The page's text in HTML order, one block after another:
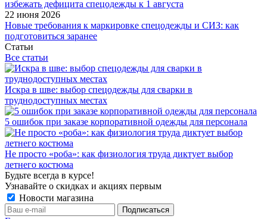
избежать дефицита спецодежды к 1 августа
22 июня 2026
Новые требования к маркировке спецодежды и СИЗ: как
подготовиться заранее
Статьи
Все статьи
Искра в шве: выбор спецодежды для сварки в
труднодоступных местах
5 ошибок при заказе корпоративной одежды для персонала
Не просто «роба»: как физиология труда диктует выбор
летнего костюма
Будьте всегда в курсе!
Узнавайте о скидках и акциях первым
Новости магазина